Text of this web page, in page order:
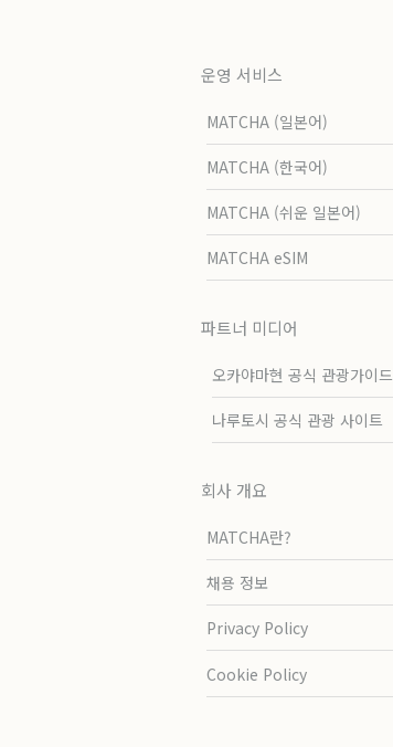
운영 서비스
MATCHA (일본어)
MATCHA (한국어)
MATCHA (쉬운 일본어)
MATCHA eSIM
파트너 미디어
오카야마현 공식 관광가이드
나루토시 공식 관광 사이트
회사 개요
MATCHA란?
채용 정보
Privacy Policy
Cookie Policy